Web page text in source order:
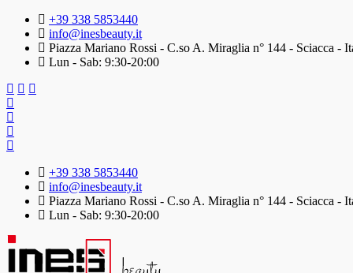
+39 338 5853440
info@inesbeauty.it
Piazza Mariano Rossi - C.so A. Miraglia n° 144 - Sciacca -
Lun - Sab: 9:30-20:00
+39 338 5853440
info@inesbeauty.it
Piazza Mariano Rossi - C.so A. Miraglia n° 144 - Sciacca -
Lun - Sab: 9:30-20:00